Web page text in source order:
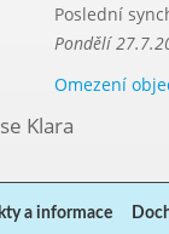
Poslední
Pondělí
Omezení
Klara
a informace